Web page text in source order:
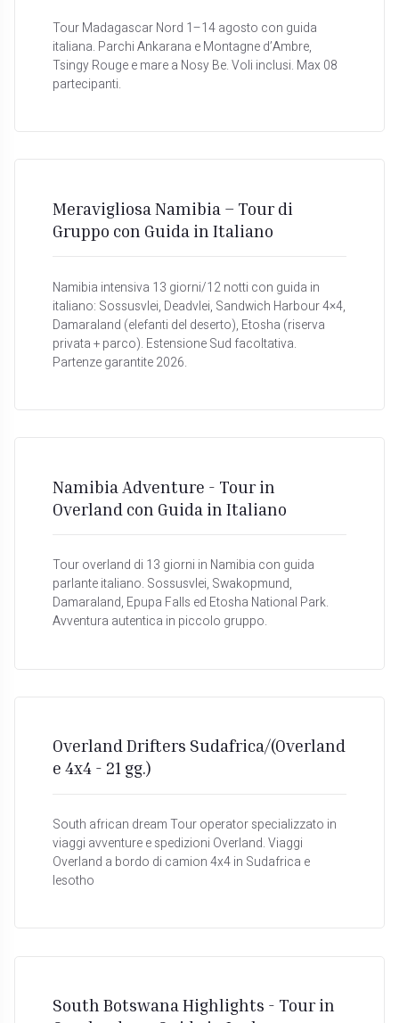
Tour Madagascar Nord 1–14 agosto con guida
italiana. Parchi Ankarana e Montagne d’Ambre,
Tsingy Rouge e mare a Nosy Be. Voli inclusi. Max 08
partecipanti.
Meravigliosa Namibia – Tour di
Gruppo con Guida in Italiano
Namibia intensiva 13 giorni/12 notti con guida in
italiano: Sossusvlei, Deadvlei, Sandwich Harbour 4×4,
Damaraland (elefanti del deserto), Etosha (riserva
privata + parco). Estensione Sud facoltativa.
Partenze garantite 2026.
Namibia Adventure - Tour in
Overland con Guida in Italiano
Tour overland di 13 giorni in Namibia con guida
parlante italiano. Sossusvlei, Swakopmund,
Damaraland, Epupa Falls ed Etosha National Park.
Avventura autentica in piccolo gruppo.
Overland Drifters Sudafrica/(Overland
e 4x4 - 21 gg.)
South african dream Tour operator specializzato in
viaggi avventure e spedizioni Overland. Viaggi
Overland a bordo di camion 4x4 in Sudafrica e
lesotho
South Botswana Highlights - Tour in